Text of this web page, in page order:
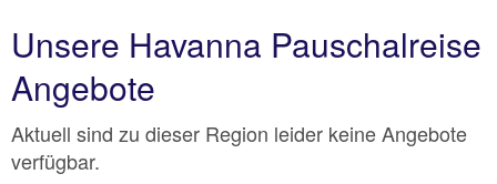
Unsere Havanna Pauschalreise
Angebote
Aktuell sind zu dieser Region leider keine Angebote
verfügbar.